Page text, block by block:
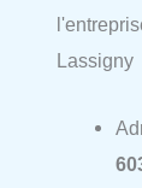
Lassigny